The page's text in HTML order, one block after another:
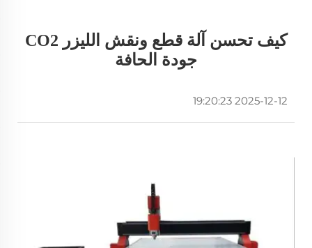
كيف تحسن آلة قطع ونقش الليزر CO2
جودة الحافة
2025-12-12 19:20:23